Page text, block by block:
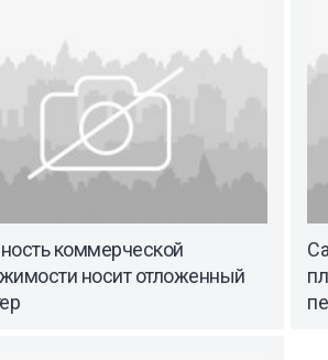
коммерческой
носит отложенный